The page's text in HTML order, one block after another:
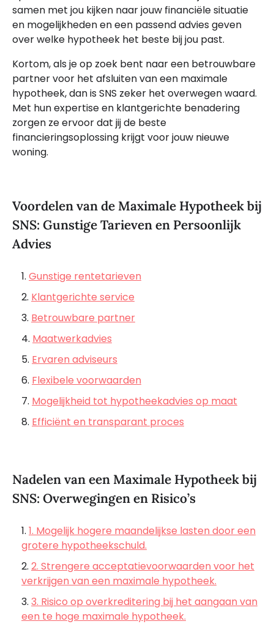
samen met jou kijken naar jouw financiële situatie
en mogelijkheden en een passend advies geven
over welke hypotheek het beste bij jou past.
Kortom, als je op zoek bent naar een betrouwbare
partner voor het afsluiten van een maximale
hypotheek, dan is SNS zeker het overwegen waard.
Met hun expertise en klantgerichte benadering
zorgen ze ervoor dat jij de beste
financieringsoplossing krijgt voor jouw nieuwe
woning.
Voordelen van de Maximale Hypotheek bij
SNS: Gunstige Tarieven en Persoonlijk
Advies
Gunstige rentetarieven
Klantgerichte service
Betrouwbare partner
Maatwerkadvies
Ervaren adviseurs
Flexibele voorwaarden
Mogelijkheid tot hypotheekadvies op maat
Efficiënt en transparant proces
Nadelen van een Maximale Hypotheek bij
SNS: Overwegingen en Risico’s
1. Mogelijk hogere maandelijkse lasten door een
grotere hypotheekschuld.
2. Strengere acceptatievoorwaarden voor het
verkrijgen van een maximale hypotheek.
3. Risico op overkreditering bij het aangaan van
een te hoge maximale hypotheek.